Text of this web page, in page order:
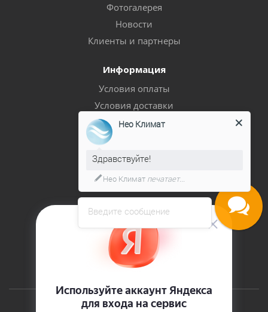
Фотогалерея
Новости
Клиенты и партнеры
Информация
Условия оплаты
Условия доставки
Гарантия на товар
Помощь
Бренды
Реквизиты
Введите сообщение
Нео Климат
Здравствуйте!
Нео Климат печатает...